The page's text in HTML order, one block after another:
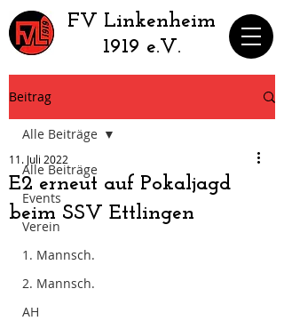
​FV Linkenheim
1919 e.V.
Beitrag
Alle Beiträge
Events
Verein
1. Mannsch.
2. Mannsch.
AH
Alle Beiträge
E2 erneut auf Pokaljagd
beim SSV Ettlingen
11. Juli 2022